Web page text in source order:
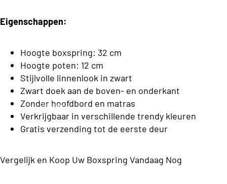
r
d
i
n
B
d
Premium
gs
Elektri
sche
Boxsp
rings
s
o
o
n
s
p
ersoo
ns
matra
Topma
Eenperso
e
k
b
e
d
Zoeken
Eigenschappen:
Hoogte boxspring: 32 cm
Hoogte poten: 12 cm
Stijlvolle linnenlook in zwart
Zwart doek aan de boven- en onderkant
Zonder hoofdbord en matras
Verkrijgbaar in verschillende trendy kleuren
Gratis verzending tot de eerste deur
Vergelijk en Koop Uw Boxspring Vandaag Nog